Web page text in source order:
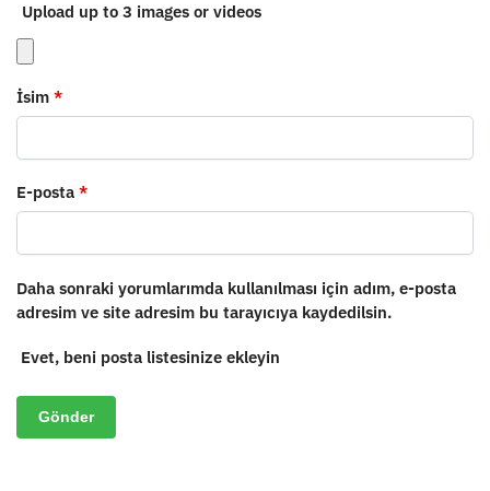
Upload up to 3 images or videos
İsim *
E-posta *
Daha sonraki yorumlarımda kullanılması için adım, e-posta
adresim ve site adresim bu tarayıcıya kaydedilsin.
Evet, beni posta listesinize ekleyin